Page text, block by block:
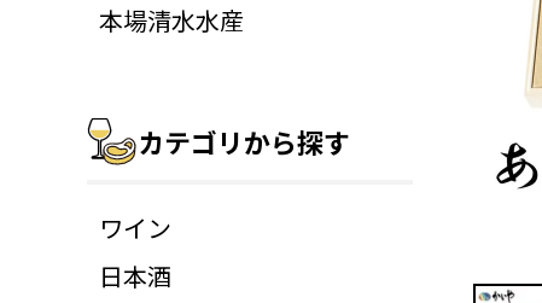
本場清水水産
カテゴリから探す
ワイン
日本酒